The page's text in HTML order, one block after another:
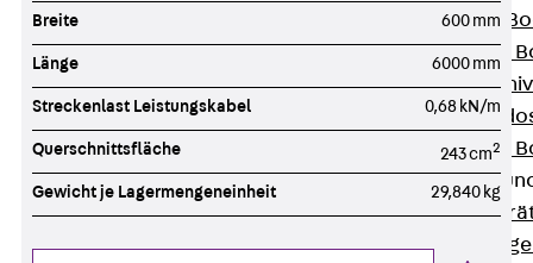
Zubehör für
Nivellierbare
Zubehör für
Nivellierbare
Gerätebecher
Zurück
Breite 600 mm
Länge 6000 mm
Streckenlast Leistungskabel 0,68 kN/m
Querschnittsfläche 243 cm2
Gewicht je Lagermengeneinheit 29,840 kg